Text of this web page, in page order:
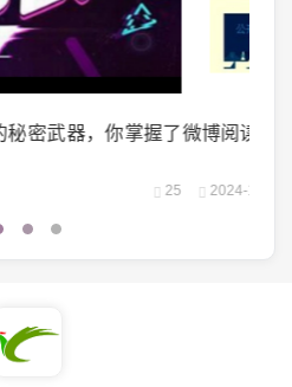
实现你的阅读量突破？
22